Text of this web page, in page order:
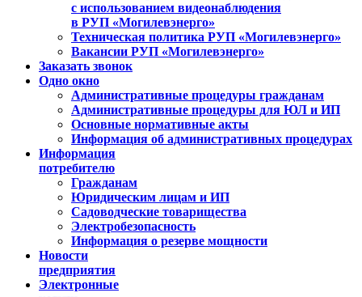
с использованием видеонаблюдения
в РУП «Могилевэнерго»
Техническая политика РУП «Могилевэнерго»
Вакансии РУП «Могилевэнерго»
Заказать звонок
Одно окно
Административные процедуры гражданам
Административные процедуры для ЮЛ и ИП
Основные нормативные акты
Информация об административных процедурах
Информация
потребителю
Гражданам
Юридическим лицам и ИП
Садоводческие товарищества
Электробезопасность
Информация о резерве мощности
Новости
предприятия
Электронные